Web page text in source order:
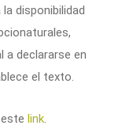
disponibilidad
a declararse en
el texto.
link.